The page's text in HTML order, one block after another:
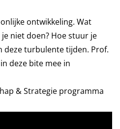
ontwikkeling. Wat
niet doen? Hoe stuur je
deze turbulente tijden. Prof.
deze bite mee in
& Strategie programma